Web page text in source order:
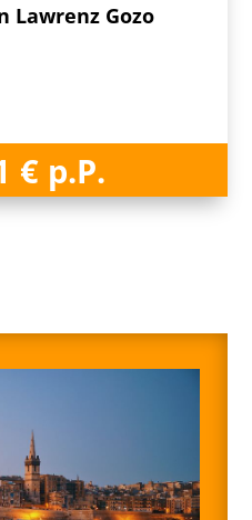
Lawrenz Gozo
€ p.P.